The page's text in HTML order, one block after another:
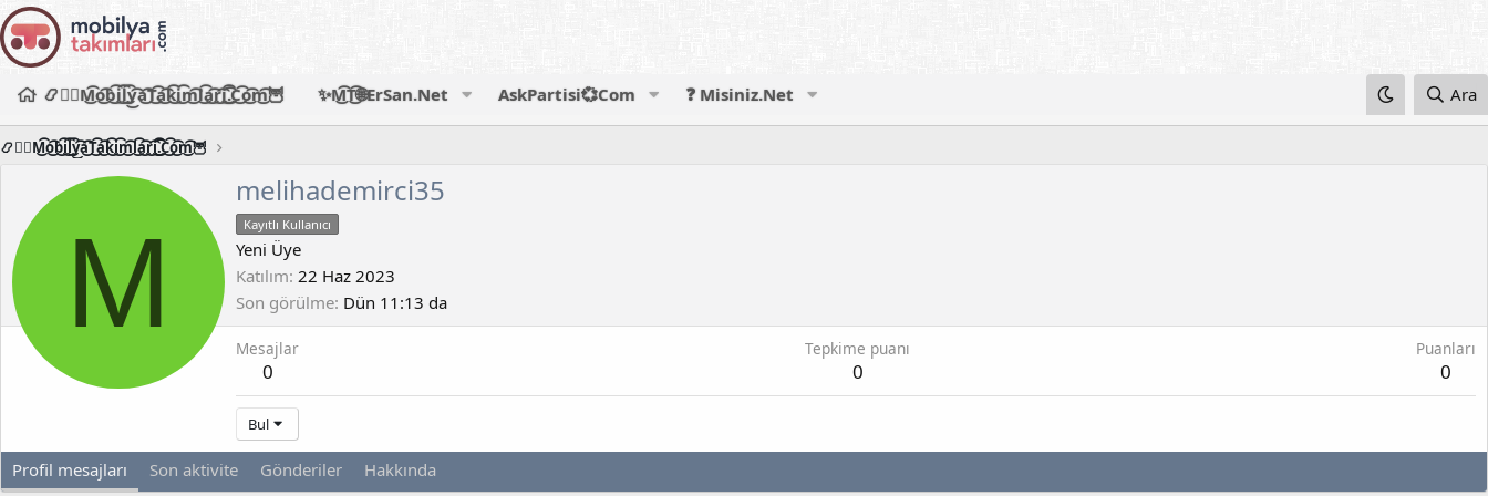
📿🧙‍♂️M͜͡o͜͡b͜͡i͜͡l͜͡y͜͡a͜͡T͜͡a͜͡k͜͡i͜͡m͜͡l͜͡a͜͡r͜͡i͜͡.͜͡C͜͡o͜͡m͜͡🦉 ✨M͜͡T͜͡🌐ErSan.Net AskPartisi💞Com ❓ Misiniz.Net Ara
📿🧙‍♂️M͜͡o͜͡b͜͡i͜͡l͜͡y͜͡a͜͡T͜͡a͜͡k͜͡i͜͡m͜͡l͜͡a͜͡r͜͡i͜͡.͜͡C͜͡o͜͡m͜͡🦉
M
melihademirci35
Kayıtlı Kullanıcı
Yeni Üye
Katılım 22 Haz 2023
Son görülme Dün 11:13 da
Mesajlar
0
Tepkime puanı
0
Puanları
0
Bul
Profil mesajları Son aktivite Gönderiler Hakkında